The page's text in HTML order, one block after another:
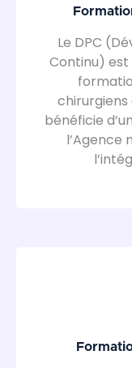
Le DPC
Continu) est
bénéficie
l’Agence